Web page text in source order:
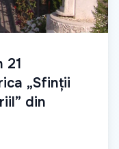
21
„Sfinții
din